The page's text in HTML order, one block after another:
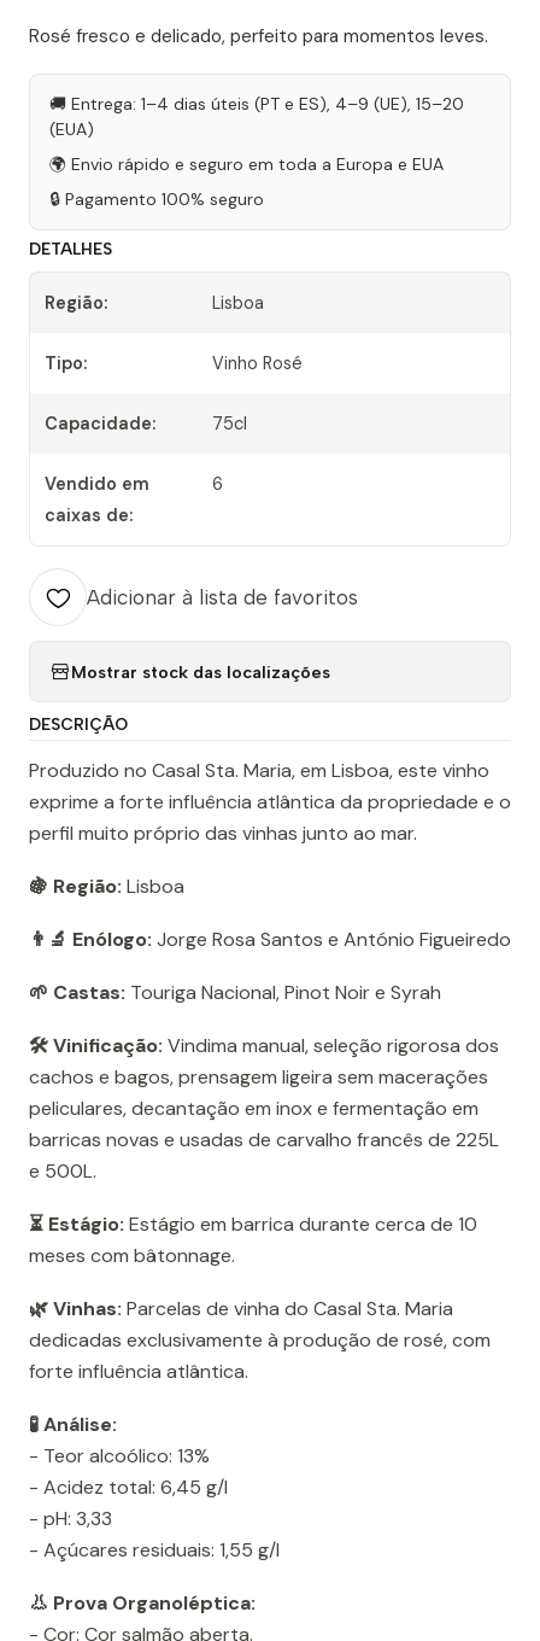
Rosé fresco e delicado, perfeito para momentos leves.
🚚 Entrega: 1–4 dias úteis (PT e ES), 4–9 (UE), 15–20
(EUA)
🌍 Envio rápido e seguro em toda a Europa e EUA
🔒 Pagamento 100% seguro
DETALHES
Região: Lisboa
Tipo: Vinho Rosé
Capacidade: 75cl
Vendido em
caixas de:
6
Adicionar à lista de favoritos
Mostrar stock das localizações
DESCRIÇÃO
Produzido no Casal Sta. Maria, em Lisboa, este vinho
exprime a forte influência atlântica da propriedade e o
perfil muito próprio das vinhas junto ao mar.
🍇 Região: Lisboa
👨‍🔬 Enólogo: Jorge Rosa Santos e António Figueiredo
🌱 Castas: Touriga Nacional, Pinot Noir e Syrah
🛠️ Vinificação: Vindima manual, seleção rigorosa dos
cachos e bagos, prensagem ligeira sem macerações
peliculares, decantação em inox e fermentação em
barricas novas e usadas de carvalho francês de 225L
e 500L.
⏳ Estágio: Estágio em barrica durante cerca de 10
meses com bâtonnage.
🌿 Vinhas: Parcelas de vinha do Casal Sta. Maria
dedicadas exclusivamente à produção de rosé, com
forte influência atlântica.
🧪 Análise:
- Teor alcoólico: 13%
- Acidez total: 6,45 g/l
- pH: 3,33
- Açúcares residuais: 1,55 g/l
👃 Prova Organoléptica:
- Cor: Cor salmão aberta.